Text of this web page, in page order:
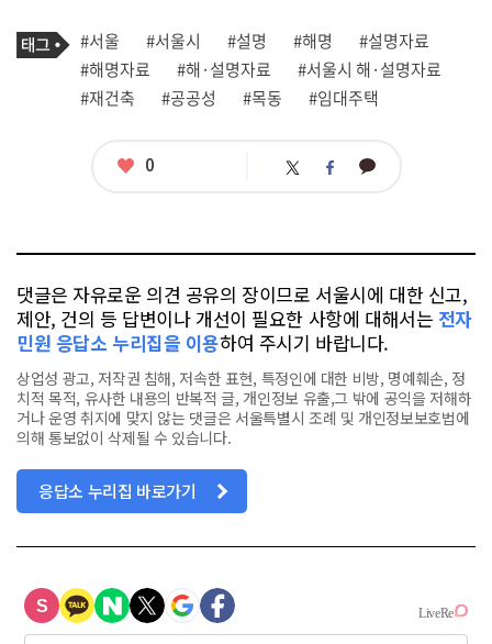
기
사
관
련
태
태
그
#서울 #서울시 #설명 #해명
#설명자료
#해명자료
#해·설명자료
#서울시 해·설명자료
#재건축
#공공성 #목동 #임대주택
좋
0 트 페 카
댓글은 자유로운 의견 공유의 장이므로 서울시에 대한 신고,
제안, 건의 등 답변이나 개선이 필요한 사항에 대해서는 전자
민원 응답소 누리집을 이용하여 주시기 바랍니다.
상업성 광고, 저작권 침해, 저속한 표현, 특정인에 대한 비방, 명예훼손, 정
치적 목적, 유사한 내용의 반복적 글, 개인정보 유출,그 밖에 공익을 저해하
거나 운영 취지에 맞지 않는 댓글은 서울특별시 조례 및 개인정보보호법에
의해 통보없이 삭제될 수 있습니다.
응답소 누리집 바로가기